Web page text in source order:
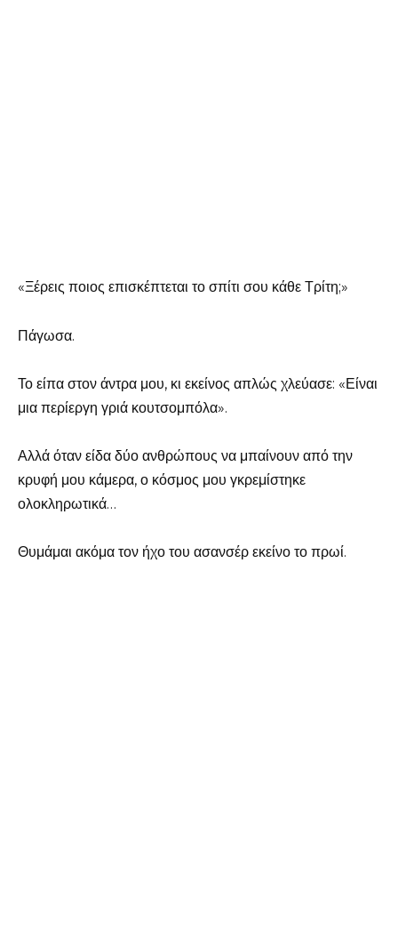
«Ξέρεις ποιος επισκέπτεται το σπίτι σου κάθε Τρίτη;»
Πάγωσα.
Το είπα στον άντρα μου, κι εκείνος απλώς χλεύασε: «Είναι
μια περίεργη γριά κουτσομπόλα».
Αλλά όταν είδα δύο ανθρώπους να μπαίνουν από την
κρυφή μου κάμερα, ο κόσμος μου γκρεμίστηκε
ολοκληρωτικά…
Θυμάμαι ακόμα τον ήχο του ασανσέρ εκείνο το πρωί.